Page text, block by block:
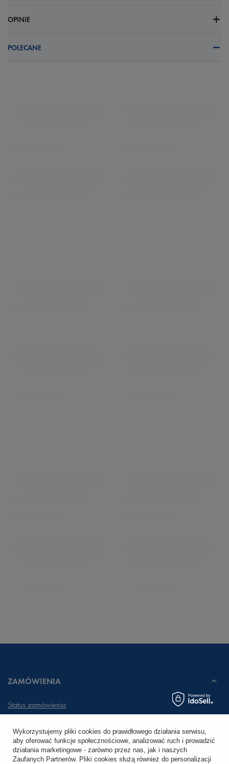
OPINIE
POLECANE
ZAMÓWIENIA
Status zamówienia
Chcę zareklamować produkt
Wykorzystujemy pliki cookies do prawidłowego działania serwisu,
aby oferować funkcje społecznościowe, analizować ruch i prowadzić
działania marketingowe - zarówno przez nas, jak i naszych
Zaufanych Partnerów. Pliki cookies służą również do personalizacji